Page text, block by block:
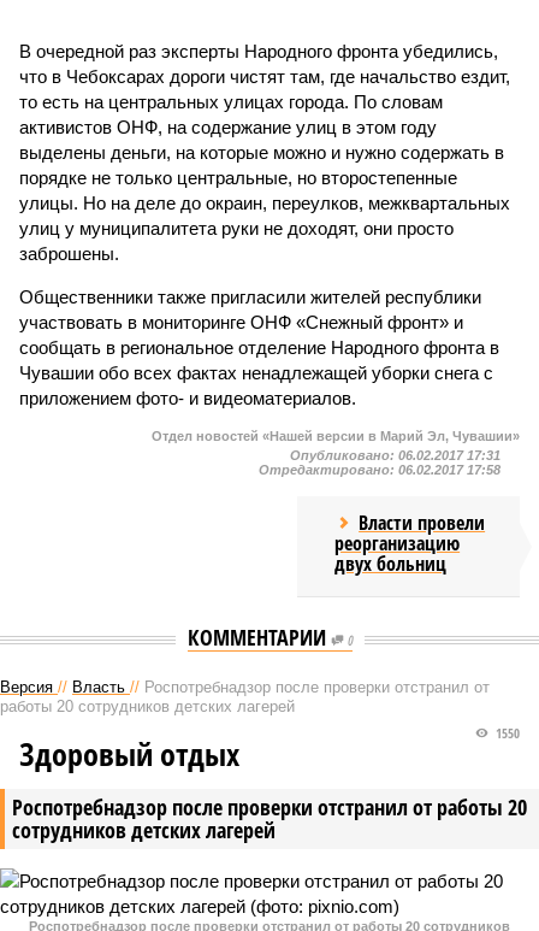
В очередной раз эксперты Народного фронта убедились,
что в Чебоксарах дороги чистят там, где начальство ездит,
то есть на центральных улицах города. По словам
активистов ОНФ, на содержание улиц в этом году
выделены деньги, на которые можно и нужно содержать в
порядке не только центральные, но второстепенные
улицы. Но на деле до окраин, переулков, межквартальных
улиц у муниципалитета руки не доходят, они просто
заброшены.
Общественники также пригласили жителей республики
участвовать в мониторинге ОНФ «Снежный фронт» и
сообщать в региональное отделение Народного фронта в
Чувашии обо всех фактах ненадлежащей уборки снега с
приложением фото- и видеоматериалов.
Отдел новостей «Нашей версии в Марий Эл, Чувашии»
Опубликовано: 06.02.2017 17:31
Отредактировано: 06.02.2017 17:58
Власти провели
реорганизацию
двух больниц
КОММЕНТАРИИ 0
Версия // Власть // Роспотребнадзор после проверки отстранил от
работы 20 сотрудников детских лагерей
Роспотребнадзор после проверки отстранил от работы 20
сотрудников детских лагерей
1550
Здоровый отдых
Роспотребнадзор после проверки отстранил от работы 20 сотрудников